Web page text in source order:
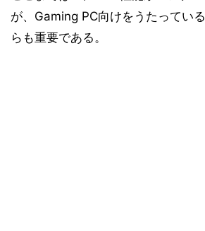
13 ベンチマーク結果「DIRT Rally」
14 ベンチマーク結果「FARCRY Primal
15 ベンチマーク結果「Hitman
が、Gaming PC向けをうたってい
らも重要である。